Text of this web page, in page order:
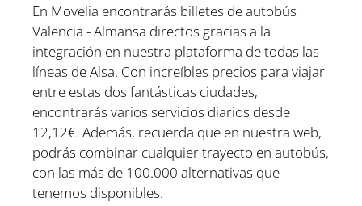
En Movelia encontrarás billetes de autobús
Valencia - Almansa directos gracias a la
integración en nuestra plataforma de todas las
líneas de Alsa. Con increíbles precios para viajar
entre estas dos fantásticas ciudades,
encontrarás varios servicios diarios desde
12,12€. Además, recuerda que en nuestra web,
podrás combinar cualquier trayecto en autobús,
con las más de 100.000 alternativas que
tenemos disponibles.